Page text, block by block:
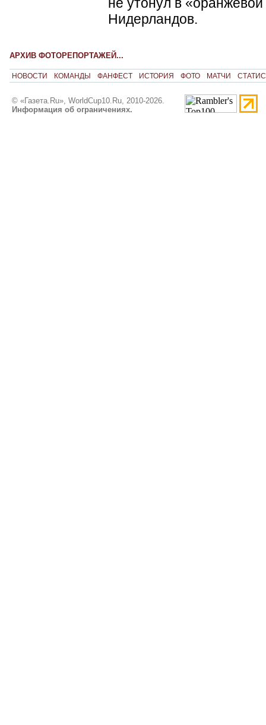
не утонул в
Нидерландов.
АРХИВ ФОТОРЕПОРТАЖЕЙ...
НОВОСТИ КОМАНДЫ ФАНФЕСТ ИСТОРИЯ ФОТО МАТЧИ
© «Газета.Ru», WorldCup10.Ru, 2010-2026.
Информация об ограничениях.